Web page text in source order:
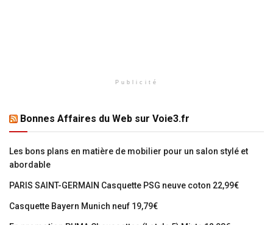
Publicité
Bonnes Affaires du Web sur Voie3.fr
Les bons plans en matière de mobilier pour un salon stylé et
abordable
PARIS SAINT-GERMAIN Casquette PSG neuve coton 22,99€
Casquette Bayern Munich neuf 19,79€